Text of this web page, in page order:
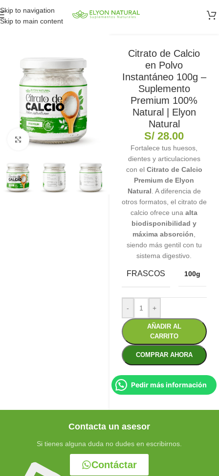
Skip to navigation
Skip to main content
Clic para ampliar
Citrato de Calcio
en Polvo
Instantáneo 100g –
Suplemento
Premium 100%
Natural | Elyon
Natural
S/ 28.00
Fortalece tus huesos,
dientes y articulaciones
con el Citrato de Calcio
Premium de Elyon
Natural . A diferencia de
otros formatos, el citrato de
calcio ofrece unaalta
biodisponibilidad y
máxima absorción
siendo más gentil con tu
sistema digestivo.
FRASCOS 100g
- +
AÑADIR AL
CARRITO
COMPRAR AHORA
Pedir más información
Contáctar
Contacta un asesor
Si tienes alguna duda no dudes en escribirnos.